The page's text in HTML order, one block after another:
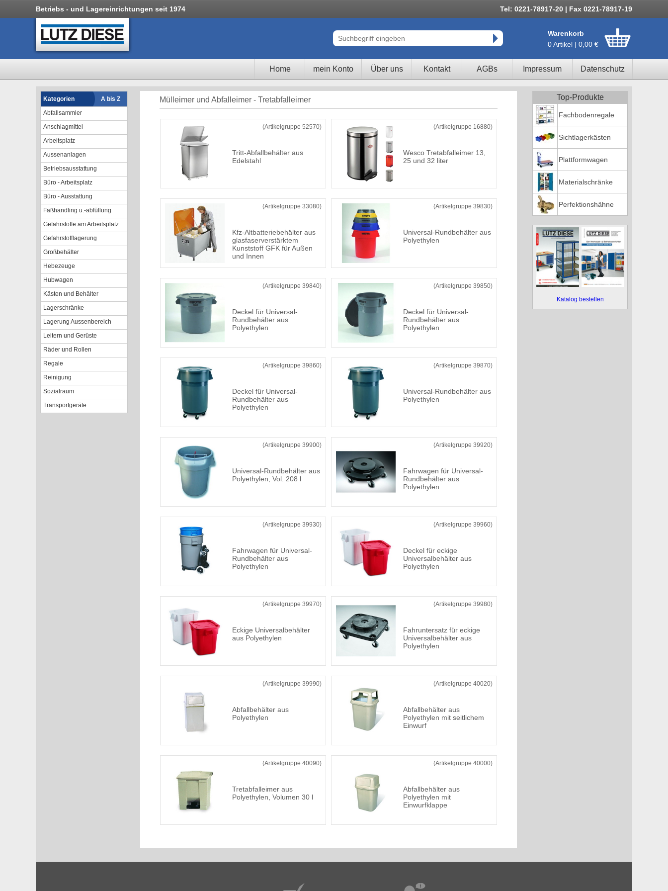
Betriebs - und Lagereinrichtungen seit 1974 Tel: 0221-78917-20 | Fax 0221-78917-19
Warenkorb
0 Artikel | 0,00 €
Home mein Konto Über uns Kontakt AGBs Impressum Datenschutz
Kategorien
A bis Z
Abfallsammler
Anschlagmittel
Arbeitsplatz
Aussenanlagen
Betriebsausstattung
Büro - Arbeitsplatz
Büro - Ausstattung
Faßhandling u.-abfüllung
Gefahrstoffe am Arbeitsplatz
Gefahrstofflagerung
Großbehälter
Hebezeuge
Hubwagen
Kästen und Behälter
Lagerschränke
Lagerung Aussenbereich
Leitern und Gerüste
Räder und Rollen
Regale
Reinigung
Sozialraum
Transportgeräte
Mülleimer und Abfalleimer - Tretabfalleimer
(Artikelgruppe 52570)
Tritt-Abfallbehälter aus
Edelstahl
(Artikelgruppe 16880)
Wesco Tretabfalleimer 13,
25 und 32 liter
(Artikelgruppe 33080)
Kfz-Altbatteriebehälter aus
glasfaserverstärktem
Kunststoff GFK für Außen
und Innen
(Artikelgruppe 39830)
Universal-Rundbehälter aus
Polyethylen
(Artikelgruppe 39840)
Deckel für Universal-
Rundbehälter aus
Polyethylen
(Artikelgruppe 39850)
Deckel für Universal-
Rundbehälter aus
Polyethylen
(Artikelgruppe 39860)
Deckel für Universal-
Rundbehälter aus
Polyethylen
(Artikelgruppe 39870)
Universal-Rundbehälter aus
Polyethylen
(Artikelgruppe 39900)
Universal-Rundbehälter aus
Polyethylen, Vol. 208 l
(Artikelgruppe 39920)
Fahrwagen für Universal-
Rundbehälter aus
Polyethylen
(Artikelgruppe 39930)
Fahrwagen für Universal-
Rundbehälter aus
Polyethylen
(Artikelgruppe 39960)
Deckel für eckige
Universalbehälter aus
Polyethylen
(Artikelgruppe 39970)
Eckige Universalbehälter
aus Polyethylen
(Artikelgruppe 39980)
Fahruntersatz für eckige
Universalbehälter aus
Polyethylen
(Artikelgruppe 39990)
Abfallbehälter aus
Polyethylen
(Artikelgruppe 40020)
Abfallbehälter aus
Polyethylen mit seitlichem
Einwurf
(Artikelgruppe 40090)
Tretabfalleimer aus
Polyethylen, Volumen 30 l
(Artikelgruppe 40000)
Abfallbehälter aus
Polyethylen mit
Einwurfklappe
Top-Produkte
Fachbodenregale
Sichtlagerkästen
Plattformwagen
Materialschränke
Perfektionshähne
Katalog bestellen